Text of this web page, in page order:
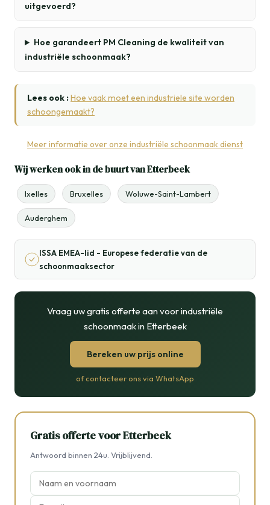
uitgevoerd?
Hoe garandeert PM Cleaning de kwaliteit van
industriële schoonmaak?
Lees ook :Hoe vaak moet een industriele site worden
schoongemaakt?
Meer informatie over onze industriële schoonmaak dienst
Wij werken ook in de buurt van Etterbeek
Ixelles Bruxelles Woluwe-Saint-Lambert
Auderghem
ISSA EMEA-lid - Europese federatie van de
schoonmaaksector
Vraag uw gratis offerte aan voor industriële
schoonmaak in Etterbeek
Bereken uw prijs online
of contacteer ons via WhatsApp
Gratis offerte voor Etterbeek
Antwoord binnen 24u. Vrijblijvend.